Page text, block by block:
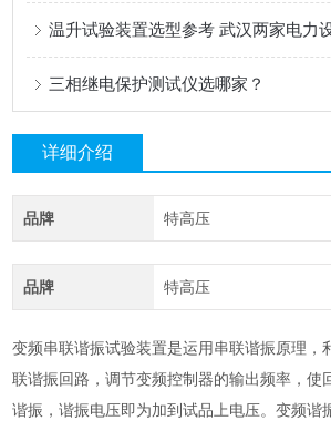
温升试验装置选型参考 武汉两家电力
三相继电保护测试仪选哪家？
详细介绍
品牌 特高压
品牌 特高压
变频串联谐振试验装置是运用串联谐振原理，
联谐振回路，调节变频控制器的输出频率，使
谐振，谐振电压即为加到试品上电压。变频谐